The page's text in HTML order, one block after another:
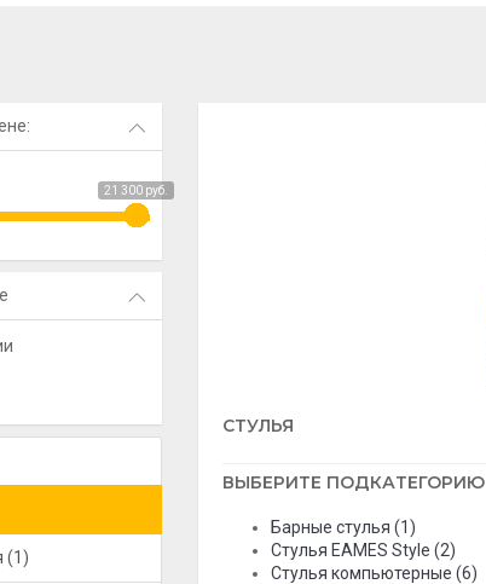
21 300 руб.
(1)
СТУЛЬЯ
ВЫБЕРИТЕ ПОДКАТЕГОРИЮ
Барные стулья (1)
Стулья EAMES Style (2)
Стулья компьютерные (6)